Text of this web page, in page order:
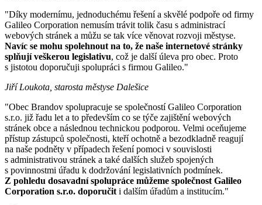
"Díky modernímu, jednoduchému řešení a skvělé podpoře od firmy
Galileo Corporation nemusím trávit tolik času s administrací
webových stránek a můžu se tak více věnovat rozvoji městyse.
Navíc se mohu spolehnout na to, že naše internetové stránky
splňují veškerou legislativu, což je další úleva pro obec. Proto
s jistotou doporučuji spolupráci s firmou Galileo."
Jiří Loukota, starosta městyse Dalešice
"Obec Brandov spolupracuje se společností Galileo Corporation
s.r.o. již řadu let a to především co se týče zajištění webových
stránek obce a následnou technickou podporou. Velmi oceňujeme
přístup zástupců společnosti, kteří ochotně a bezodkladně reagují
na naše podněty v případech řešení pomoci v souvislosti
s administrativou stránek a také dalších služeb spojených
s povinnostmi úřadu k dodržování legislativních podmínek.
Z pohledu dosavadní spolupráce můžeme společnost Galileo
Corporation s.r.o. doporučit i dalším úřadům a institucím."